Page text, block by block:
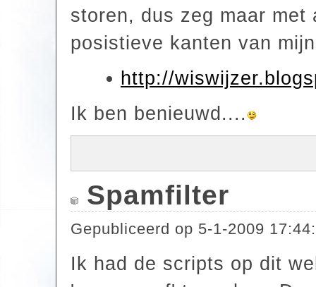
storen, dus zeg maar
posistieve kanten van
http://
Ik ben benieuwd....
Spamfilter
Gepubliceerd op 5-1-2009
Ik had de scripts op dit